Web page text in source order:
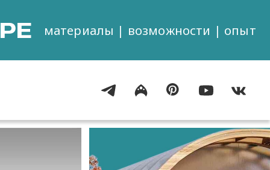
материалы | возможности | опыт